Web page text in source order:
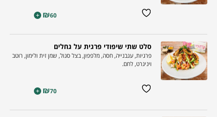
₪60
+
סלט שתי שיפודי פרגית על גחלים
פרגיות, עגבנייה, חסה, מלפפון, בצל סגול, שמן זית ולימון, רוטב
ויניגרט, לחם.
₪70
+